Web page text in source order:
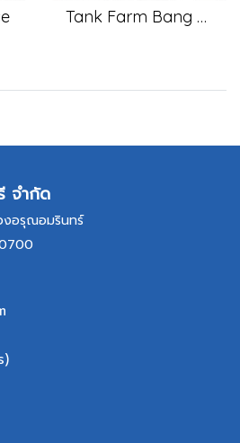
Tank Farm Bang Chak
จำกัด
งอรุณอมรินทร์